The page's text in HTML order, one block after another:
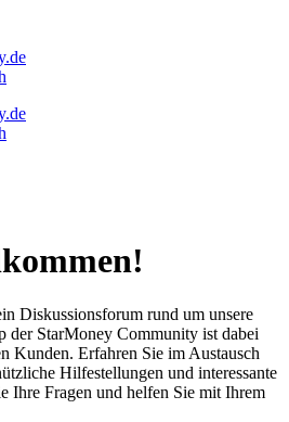
Diskussionsforum rund um unsere
der StarMoney Community ist dabei
Kunden. Erfahren Sie im Austausch
Hilfestellungen und interessante
Ihre Fragen und helfen Sie mit Ihrem